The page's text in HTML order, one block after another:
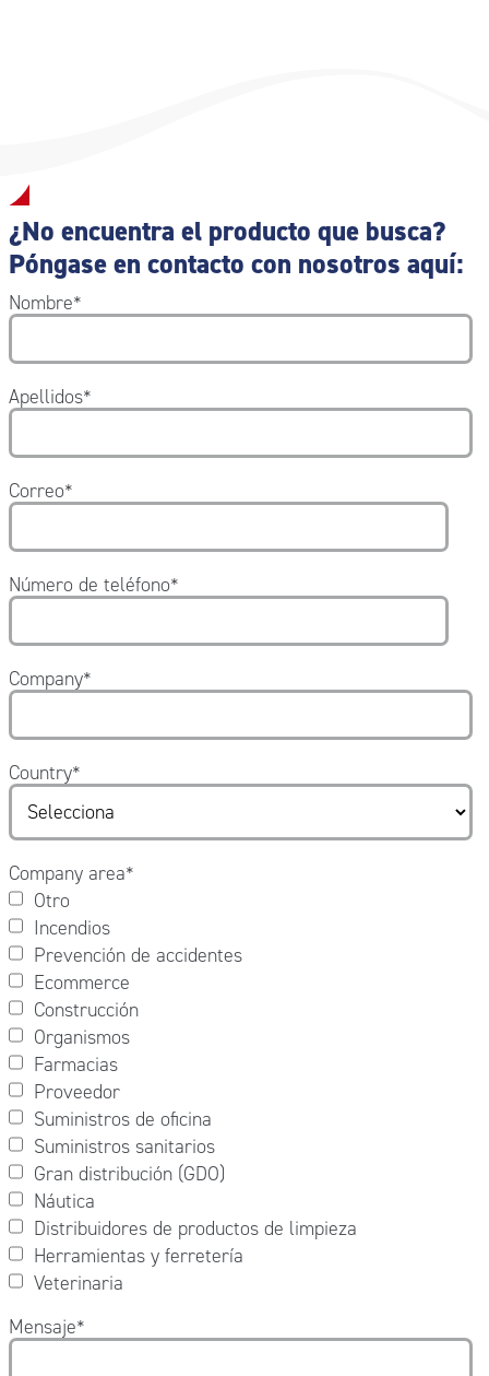
¿No encuentra el producto que busca?
Póngase en contacto con nosotros aquí:
Nombre*
Apellidos*
Correo*
Número de teléfono*
Company*
Country*
Company area*
Otro
Incendios
Prevención de accidentes
Ecommerce
Construcción
Organismos
Farmacias
Proveedor
Suministros de oficina
Suministros sanitarios
Gran distribución (GDO)
Náutica
Distribuidores de productos de limpieza
Herramientas y ferretería
Veterinaria
Mensaje*